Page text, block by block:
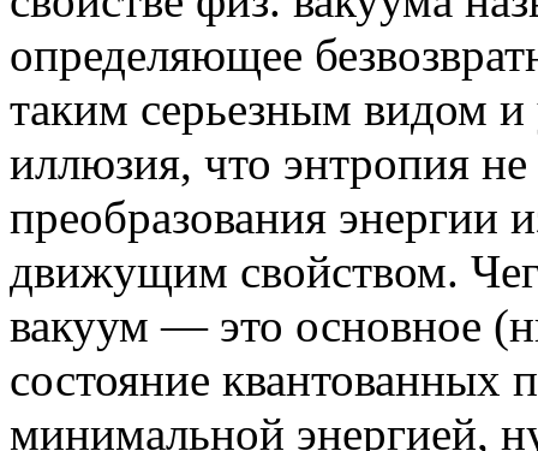
определяющее
таким серьезным видом и
иллюзия, что энтропия
преобразования энергии
движущим свойством.
вакуум — это основное
состояние квантованных
минимальной энергией,